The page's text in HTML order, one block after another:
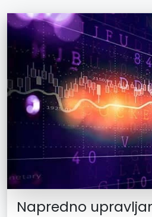
Napredno